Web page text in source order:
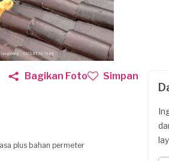
Bagikan Foto Simpan
plus bahan permeter